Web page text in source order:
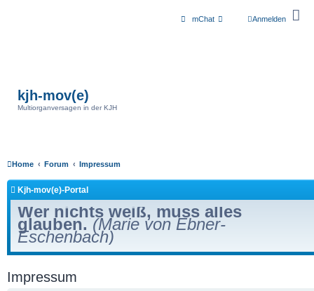
Anmelden
mChat
kjh-mov(e)
Multiorganversagen in der KJH
Home Forum Impressum
Kjh-mov(e)-Portal
Wer nichts weiß, muss alles
glauben. (Marie von Ebner-
Eschenbach)
Impressum